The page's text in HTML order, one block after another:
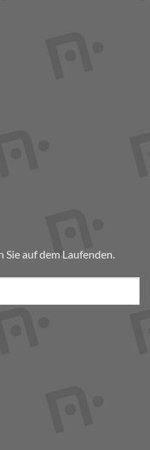
auf dem Laufenden.